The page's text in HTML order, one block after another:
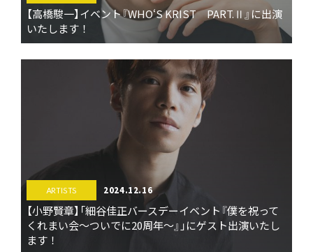
【高橋駿一】イベント『WHO‘S KRIST PART.Ⅱ』に出演
いたします！
ARTISTS 2024.12.16
【小野賢章】「細谷佳正バースデーイベント『僕を祝って
くれまい会〜ついでに20周年〜』」にゲスト出演いたし
ます！